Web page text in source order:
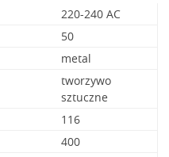
220-240 AC
50
metal
tworzywo
sztuczne
116
400